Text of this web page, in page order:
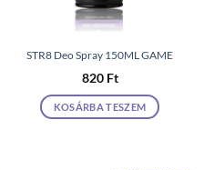
STR8 Deo Spray 150ML GAME
820 Ft
KOSÁRBA TESZEM